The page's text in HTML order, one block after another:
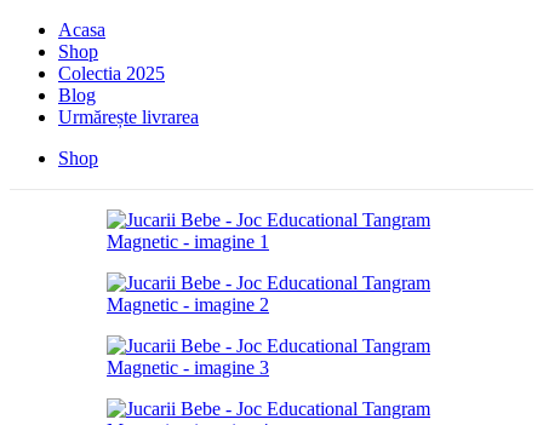
Acasa
Shop
Colectia 2025
Blog
Urmărește livrarea
Shop